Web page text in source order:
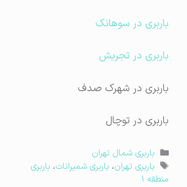
باربری در سوهانک
باربری در تجریش
باربری در شهرک صدف
باربری در توچال
دسته‌ها
باربری شمال تهران
برچسب‌ها
باربری تهران ،باربری شمیرانات،باربری
منطقه ۱